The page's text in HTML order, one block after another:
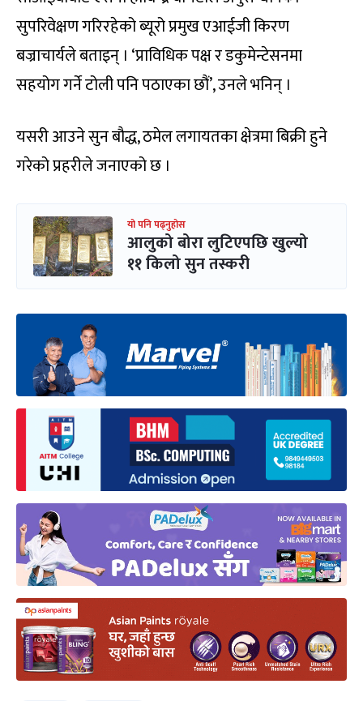
सुपरिवेक्षण गरिरहेको ब्यूरो प्रमुख एआईजी किरण
बज्राचार्यले बताइन् । ‘प्राविधिक पक्ष र डकुमेन्टेसनमा
सहयोग गर्ने टोली पनि पठाएका छौं’, उनले भनिन् ।
यसरी आउने सुन बौद्ध, ठमेल लगायतका क्षेत्रमा बिक्री हुने
गरेको प्रहरीले जनाएको छ ।
यो पनि पढ्नुहोस
आलुको बोरा लुटिएपछि खुल्यो
११ किलो सुन तस्करी